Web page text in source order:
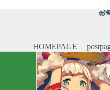
HOMEPAGE